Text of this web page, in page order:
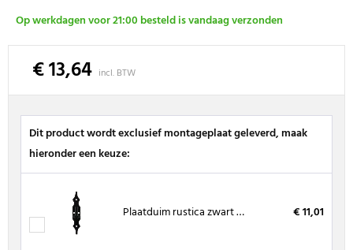
Op werkdagen voor 21:00 besteld is vandaag verzonden
€ 13,64 incl. BTW
Dit product wordt exclusief montageplaat geleverd, maak
hieronder een keuze:
Plaatduim rustica zwart draaipen Ø16 mm € 11,01